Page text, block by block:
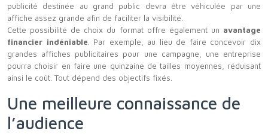
publicité destinée au grand public devra être véhiculée par une
affiche assez grande afin de faciliter la visibilité.
Cette possibilité de choix du format offre également un avantage
financier indéniable . Par exemple, au lieu de faire concevoir dix
grandes affiches publicitaires pour une campagne, une entreprise
pourra choisir en faire une quinzaine de tailles moyennes, réduisant
ainsi le coût. Tout dépend des objectifs fixés.
Une meilleure connaissance de
l’audience